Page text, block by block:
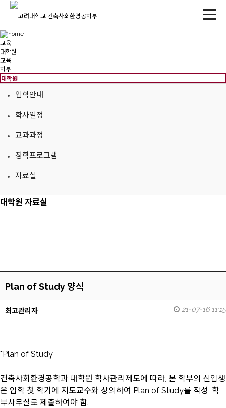
교육
대학원
교육
학부
대학원
입학안내
학사일정
교과과정
장학프로그램
자료실
대학원 자료실
Plan of Study 양식
최고관리자 21-07-16 11:15
*Plan of Study
건축사회환경공학과 대학원 학사관리제도에 따라, 본 학부의 신입생
은 입학 첫 학기에 지도교수와 상의하여 Plan of Study를 작성, 학
부사무실로 제출하여야 함.